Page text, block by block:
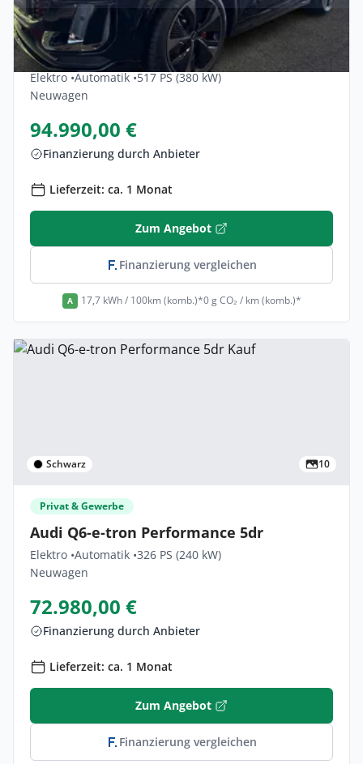
Gewerbe & Privat
Audi Sq6-e-tron Quattro 5dr
Elektro •Automatik •517 PS (380 kW)
Neuwagen
94.990,00 €
Finanzierung durch Anbieter
Lieferzeit: ca. 1 Monat
Zum Angebot
Finanzierung vergleichen
A 17,7 kWh / 100km (komb.)*0 g CO₂ / km (komb.)*
Schwarz 10
Privat & Gewerbe
Audi Q6-e-tron Performance 5dr
Elektro •Automatik •326 PS (240 kW)
Neuwagen
72.980,00 €
Finanzierung durch Anbieter
Lieferzeit: ca. 1 Monat
Zum Angebot
Finanzierung vergleichen